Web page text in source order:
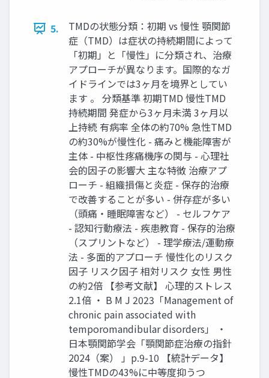
5.
TMDの状態分類：初期 vs 慢性 顎関節
症（TMD）は症状の持続期間によって
「初期」と「慢性」に分類され、治療
アプローチが異なります。国際的なガ
イドラインでは3ヶ⽉を境界としてい
ます 。 分類基準 初期TMD 慢性TMD
持続期間 発症から3ヶ⽉未満 3ヶ⽉以
上持続 有病率 全体の約70% 急性TMD
の約30%が慢性化 - 痛みと機能障害が
主体 - 中枢性疼痛機序の関与 - ⼼理社
会的因⼦の影響⼤ 主な特徴 治療アプ
ローチ - 組織損傷と炎症 - 保存的治療
で改善することが多い - 併存症が多い
（頭痛‧睡眠障害など） - セルフケア
- 認知⾏動療法 - 疾患教育 - 保存的治療
（スプリントなど） - 理学療法/運動療
法 - 多⾯的アプローチ 慢性化のリスク
因⼦ リスク因⼦ 相対リスク ⼥性 男性
の約2倍 【参考⽂献】 ⼼理的ストレス
2.1倍 ‧ B M J 2023「Management of
chronic pain associated with
temporomandibular disorders」 ‧
⽇本顎関節学会「顎関節症治療の指針
2024（案） 」p.9-10 【統計データ】
慢性TMDの43%に中等度抑うつ